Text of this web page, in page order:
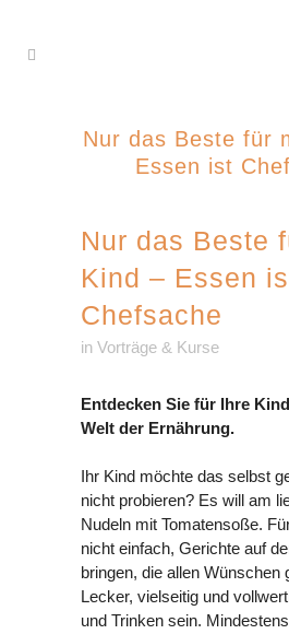
Nur das Beste für
Essen ist
Nur das Beste
Kind – Essen
Chefsache
in Vorträge & Kurse
Entdecken Sie für Ihre
Welt der Ernährung.
Ihr Kind möchte das selbst
nicht probieren? Es will am
Nudeln mit Tomatensoße.
nicht einfach, Gerichte auf
bringen, die allen Wünschen
Lecker, vielseitig und
und Trinken sein.